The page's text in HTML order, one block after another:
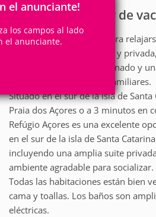
el anunciante!
los campos al lado
el anunciante.
Casa para alquiler de
Refúgio Açores es ideal para
incluyendo 1 suite grande y
Dispone de aire acondicionado y
perfecta para reuniones familiares.
Situado en el sur de la isla de
Praia dos Açores o a 3 minutos en
Refúgio Açores es una excelente
en el sur de la isla de Santa
incluyendo una amplia suite
ambiente agradable para socializar.
Todas las habitaciones están bien
cama y toallas. Los baños son
eléctricas.